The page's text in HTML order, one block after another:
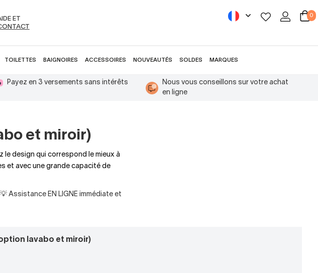
ET
0
TOILETTES BAIGNOIRES ACCESSOIRES NOUVEAUTÉS SOLDES MARQUES
Payez en 3 versements sans intérêts
Nous vous conseillons sur votre achat
en ligne
et miroir)
le design qui correspond le mieux à
et avec une grande capacité de
Assistance EN LIGNE immédiate et
lavabo et miroir)